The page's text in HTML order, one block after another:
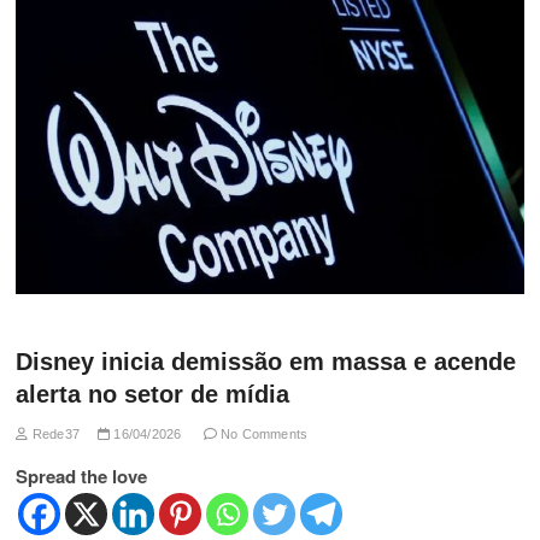
Disney inicia demissão em massa e acende
alerta no setor de mídia
Rede37 16/04/2026 No Comments
Spread the love